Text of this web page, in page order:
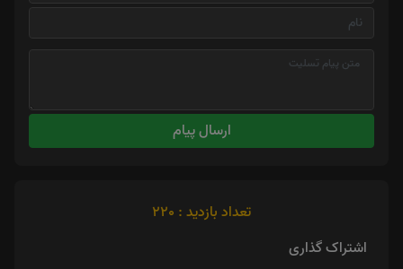
ارسال پیام
تعداد بازدید : 220
اشتراک گذاری